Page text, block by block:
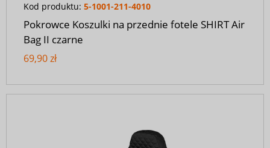
Kod produktu: 5-1001-211-4010
Pokrowce Koszulki na przednie fotele SHIRT Air
Bag II czarne
69,90 zł